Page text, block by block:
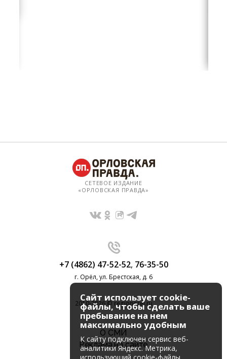
СЕТЕВОЕ ИЗДАНИЕ
«ОРЛОВСКАЯ ПРАВДА»
+7 (4862) 47-52-52, 76-35-50
г. Орёл, ул. Брестская, д. 6
2010-2026 © regionorel.ru
О СМИ
Реклама на сайте
Сайт использует cookie-
файлы, чтобы сделать ваше
пребывание на нем
максимально удобным
К cайту подключен сервис веб-
аналитики Яндекс. Метрика,